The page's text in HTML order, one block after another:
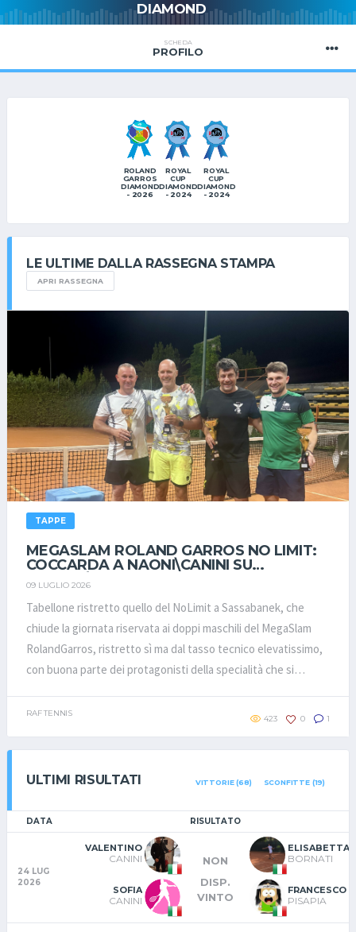
DIAMOND
SCHEDA
PROFILO
ROLAND
GARROS
DIAMOND
- 2026
ROYAL
CUP
DIAMOND
- 2024
ROYAL
CUP
DIAMOND
- 2024
LE ULTIME DALLA RASSEGNA STAMPA
APRI RASSEGNA
TAPPE
MEGASLAM ROLAND GARROS NO LIMIT:
COCCARDA A NAONI\CANINI SU
VALENTI\ZANNI!
09 LUGLIO 2026
Tabellone ristretto quello del NoLimit a Sassabanek, che
chiude la giornata riservata ai doppi maschili del MegaSlam
RolandGarros, ristretto sì ma dal tasso tecnico elevatissimo,
con buona parte dei protagonisti della specialità che si
naturalmente si fronteggeranno fra poco più di due mesi, in
del walkover nell'unico ottavo di finale sui milanesi
ViolaGranatello, ancora in lotta sia nel 3150, che avrebbero
soltanto in finale a LodaPea e vanno quindi ad affrontare la
“strana coppia” OdoliniPagani nel primo turno di quarti:
Matteo&Theo fanno il possibile, ma un pò perché sono al loro
primo match assieme, ma soprattutto perché
Mauro&Valentino sono piuttosto spaventosi a vederli giocare
assieme, nonostante anche loro fossero alla prima assoluta,
RAF TENNIS
423 0 1
ULTIMI RISULTATI VITTORIE (68) SCONFITTE (19)
DATA RISULTATO
24 LUG
2026
VALENTINO
CANINI
SOFIA
CANINI
NON
DISP.
VINTO
ELISABETTA
BORNATI
FRANCESCO
PISAPIA